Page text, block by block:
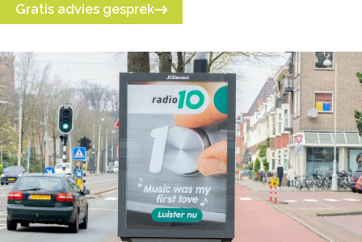
Gratis advies gesprek